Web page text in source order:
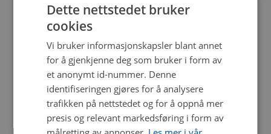
Dette nettstedet bruker
cookies
Vi bruker informasjonskapsler blant annet
for å gjenkjenne deg som bruker i form av
et anonymt id-nummer. Denne
identifiseringen gjøres for å analysere
trafikken på nettstedet og for å oppnå mer
presis og relevant markedsføring i form av